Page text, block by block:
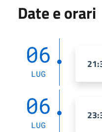
Date e orari
06
LUG
06
LUG